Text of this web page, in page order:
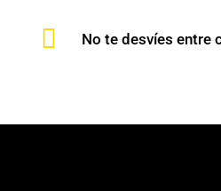
 No te desvíes entre